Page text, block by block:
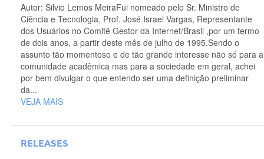
Autor: Silvio Lemos MeiraFui nomeado pelo Sr. Ministro de
Ciência e Tecnologia, Prof. José Israel Vargas, Representante
dos Usuários no Comitê Gestor da Internet/Brasil ,por um termo
de dois anos, a partir deste mês de julho de 1995.Sendo o
assunto tão momentoso e de tão grande interesse não só para a
comunidade acadêmica mas para a sociedade em geral, achei
por bem divulgar o que entendo ser uma definição preliminar
da...
VEJA MAIS
RELEASES